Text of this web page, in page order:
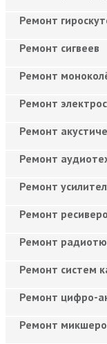
Ремонт
Ремонт сигвеев
Ремонт
Ремонт
Ремонт
Ремонт
Ремонт
Ремонт
Ремонт
Ремонт систем
Ремонт цифро-
Ремонт